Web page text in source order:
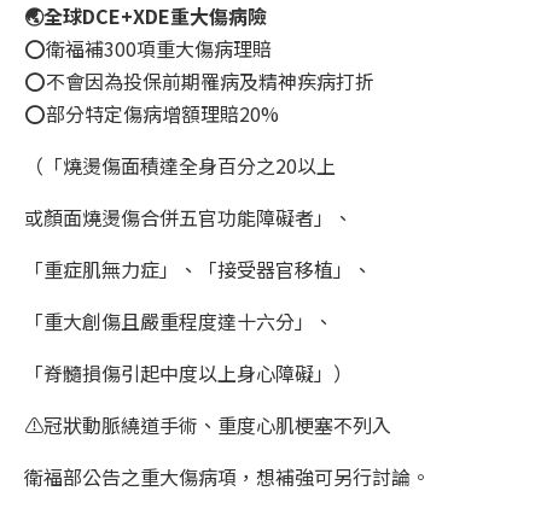
🌏全球DCE+XDE重大傷病險
⭕衛福補300項重大傷病理賠
⭕不會因為投保前期罹病及精神疾病打折
⭕部分特定傷病增額理賠20%
（「燒燙傷面積達全身百分之20以上
或顏面燒燙傷合併五官功能障礙者」、
「重症肌無力症」、「接受器官移植」、
「重大創傷且嚴重程度達十六分」、
「脊髓損傷引起中度以上身心障礙」）
⚠️冠狀動脈繞道手術、重度心肌梗塞不列入
衛福部公告之重大傷病項，想補強可另行討論。